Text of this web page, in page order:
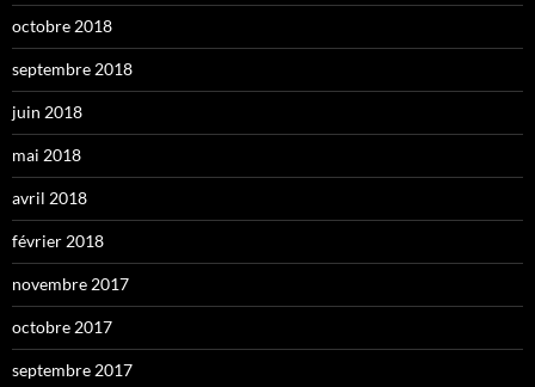
octobre 2018
septembre 2018
juin 2018
mai 2018
avril 2018
février 2018
novembre 2017
octobre 2017
septembre 2017